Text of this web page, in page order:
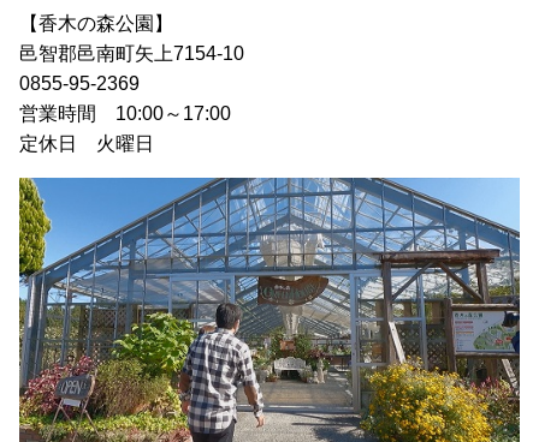
【香木の森公園】
邑智郡邑南町矢上7154-10
0855‐95‐2369
営業時間 10:00～17:00
定休日 火曜日